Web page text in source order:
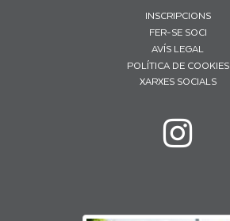
INSCRIPCIONS
FER-SE SOCI
AVÍS LEGAL
POLÍTICA DE COOKIES
XARXES SOCIALS